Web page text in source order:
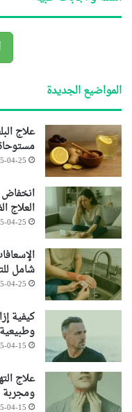
المواضيع الجديدة
علاج
04-25
العلاج
04-25
شامل
04-25
كيفية
وطبيعية
04-15
علاج
ومجربة
04-15